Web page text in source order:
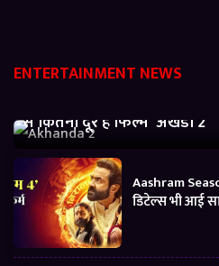
ENTERTAINMENT NEWS
से कितनी दूर है फिल्म ‘अखंडा 2’
Aashram
डिटेल्स भी आई